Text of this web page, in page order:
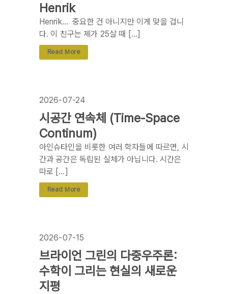
Henrik
Henrik… 중요한 건 아니지만 이게 맞을 겁니
다. 이 친구는 제가 25살 때 […]
Read More
2026-07-24
시공간 연속체 (Time-Space
Continum)
아인슈타인을 비롯한 여러 학자들에 따르면, 시
간과 공간은 독립된 실체가 아닙니다. 시간은
따로 […]
Read More
2026-07-15
브라이언 그린의 다중우주론:
수학이 그리는 현실의 새로운
지평